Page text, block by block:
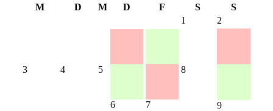
M
D M D F S
S
1
2
3 4 5
6 7
8
9